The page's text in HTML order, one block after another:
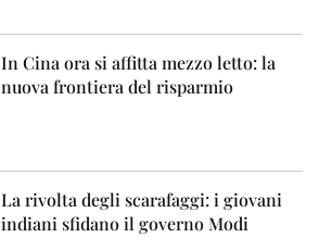
In Cina ora si affitta mezzo letto: la
nuova frontiera del risparmio
La rivolta degli scarafaggi: i giovani
indiani sfidano il governo Modi